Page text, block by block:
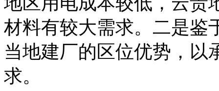
材料有较大需求。二是鉴
当地建厂的区位优势，以
求。